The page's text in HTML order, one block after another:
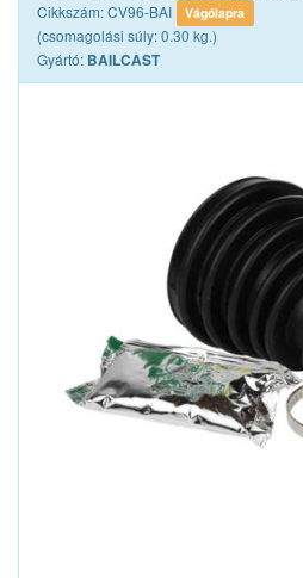
Cikkszám: CV96-BAI Vágólapra
(csomagolási súly: 0.30 kg.)
Gyártó: BAILCAST